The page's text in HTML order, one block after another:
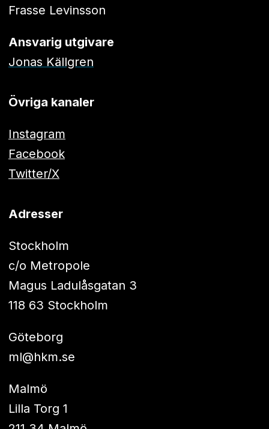
Frasse Levinsson
Ansvarig utgivare
Jonas Källgren
Övriga kanaler
Instagram
Facebook
Twitter/X
Adresser
Stockholm
c/o Metropole
Magus Ladulåsgatan 3
118 63 Stockholm
Göteborg
ml@hkm.se
Malmö
Lilla Torg 1